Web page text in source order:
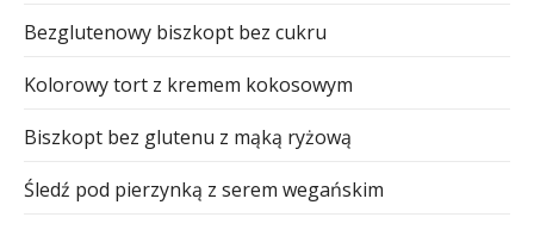
Bezglutenowy biszkopt bez cukru
Kolorowy tort z kremem kokosowym
Biszkopt bez glutenu z mąką ryżową
Śledź pod pierzynką z serem wegańskim